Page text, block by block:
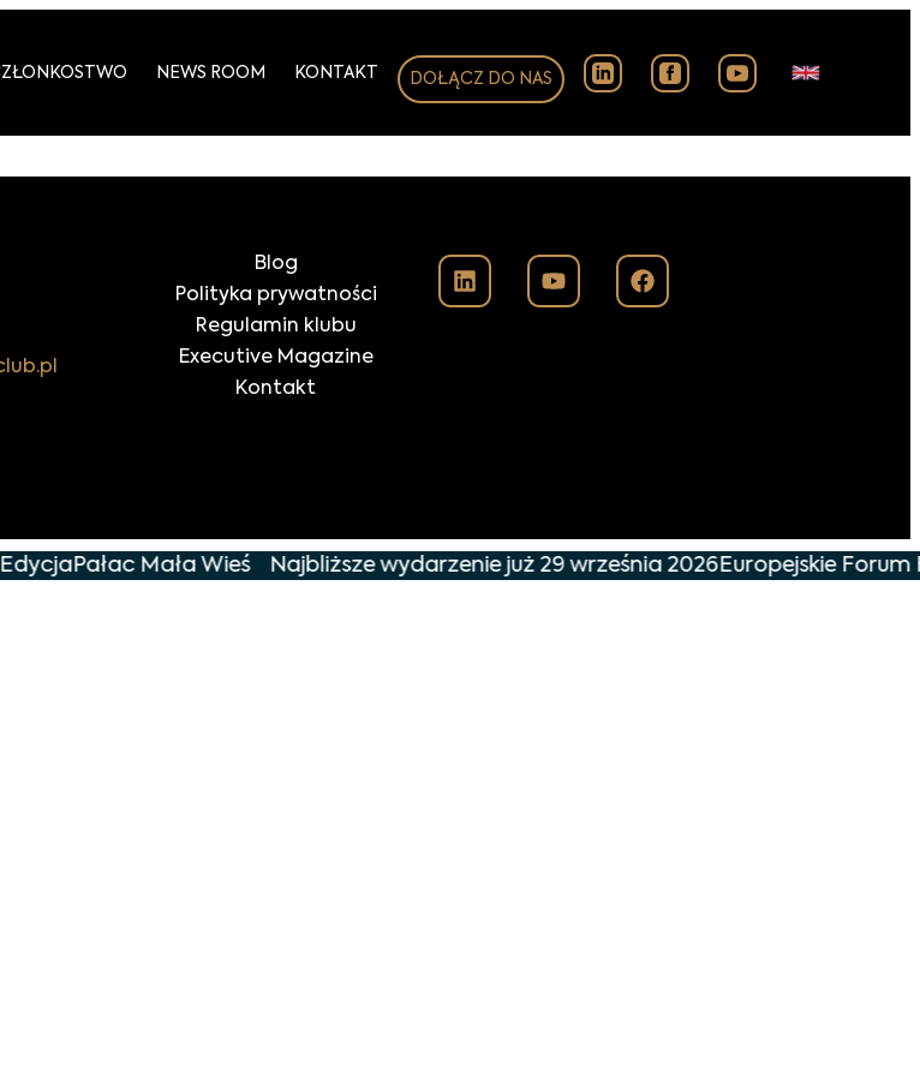
NEWS ROOM KONTAKT DOŁĄCZ DO NAS
Blog
Polityka prywatności
Regulamin klubu
Executive Magazine
Kontakt
Pałac Mała Wieś Najbliższe wydarzenie już 29 września 2026Europejskie Forum